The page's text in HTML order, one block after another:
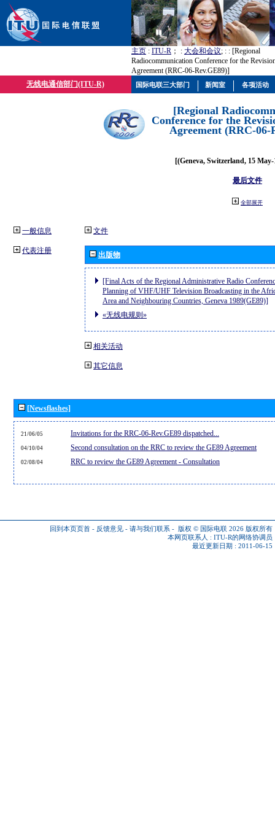
主页 : ITU-R ； : 大会和会议; : : [Regional
Radiocommunication Conference for the
Agreement (RRC-06-Rev.GE89)]
无线电通信部门(ITU-R)
[Regional
Conference for the
Agreement (RRC-06-
[(Geneva, Switzerland, 15
最后文件
全部展开
一般信息
代表注册
文件
出版物
[Final Acts of the Regional Administrative Radio
Planning of VHF/UHF Television Broadcasting in the
Area and Neighbouring Countries, Geneva 1989(GE89)]
«无线电规则»
相关活动
其它信息
[Newsflashes]
21/06/05 Invitations for the RRC-06-Rev.GE89 dispatched...
04/10/04 Second consultation on the RRC to review the GE89 Agreement
02/08/04 RRC to review the GE89 Agreement - Consultation
回到本页页首 - 反馈意见 - 请与我们联系 - 版权 © 国际电联 2026 版权所有
本网页联系人 : ITU-R的网络协调员
最近更新日期 : 2011-06-15
国际电联三大部门 新闻室 各项活动